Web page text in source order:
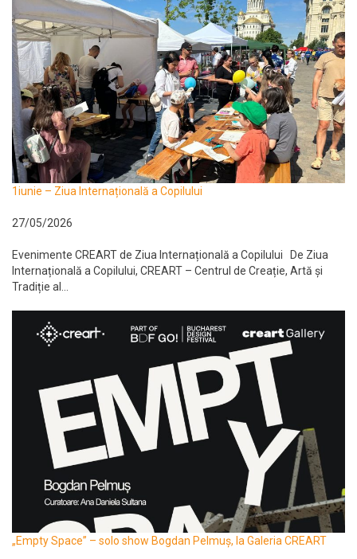
1iunie – Ziua Internațională a Copilului
27/05/2026
Evenimente CREART de Ziua Internațională a Copilului De Ziua
Internațională a Copilului, CREART – Centrul de Creație, Artă și
Tradiție al...
„Empty Space” – solo show Bogdan Pelmuș, la Galeria CREART